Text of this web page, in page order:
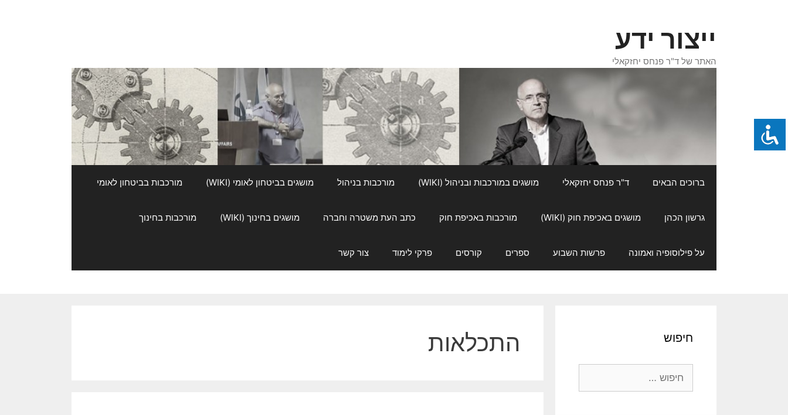
ייצור ידע
האתר של ד"ר פנחס יחזקאלי
ברוכים הבאים ד"ר פנחס יחזקאלי מושגים במורכבות ובניהול (WIKI) מורכבות בניהול מושגים בביטחון לאומי (WIKI) מורכבות בביטחון לאומי
גרשון הכהן מושגים באכיפת חוק (WIKI) מורכבות באכיפת חוק כתב העת משטרה וחברה מושגים בחינוך (WIKI) מורכבות בחינוך
על פילוסופיה ואמונה פרשות השבוע ספרים קורסים פרקי לימוד צור קשר
התכלאות חיפוש